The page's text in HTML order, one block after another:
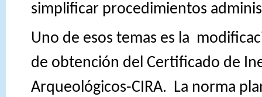
simplificar procedimientos
Uno de esos temas es la
de obtención del Certificado de
Arqueológicos-CIRA.
La norma